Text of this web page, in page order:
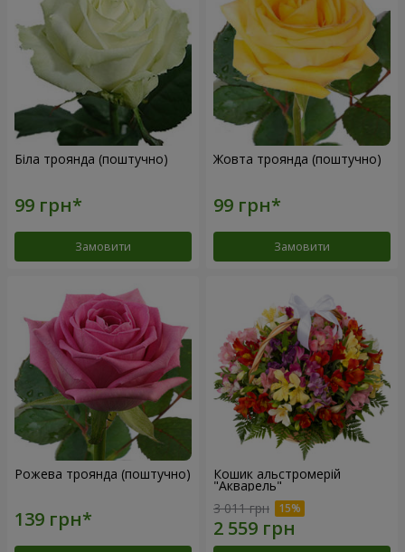
Біла троянда (поштучно)
Замовити
Жовта троянда (поштучно)
Замовити
Рожева троянда (поштучно) Кошик альстромерій
"Акварель"
3 011 грн